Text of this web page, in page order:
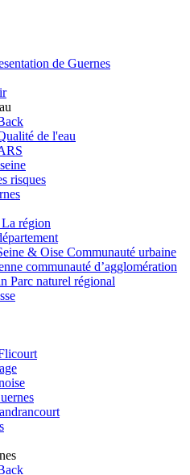
de Guernes
de l'eau
risques
La région
& Oise Communauté urbaine
communauté d’agglomération
Parc naturel régional